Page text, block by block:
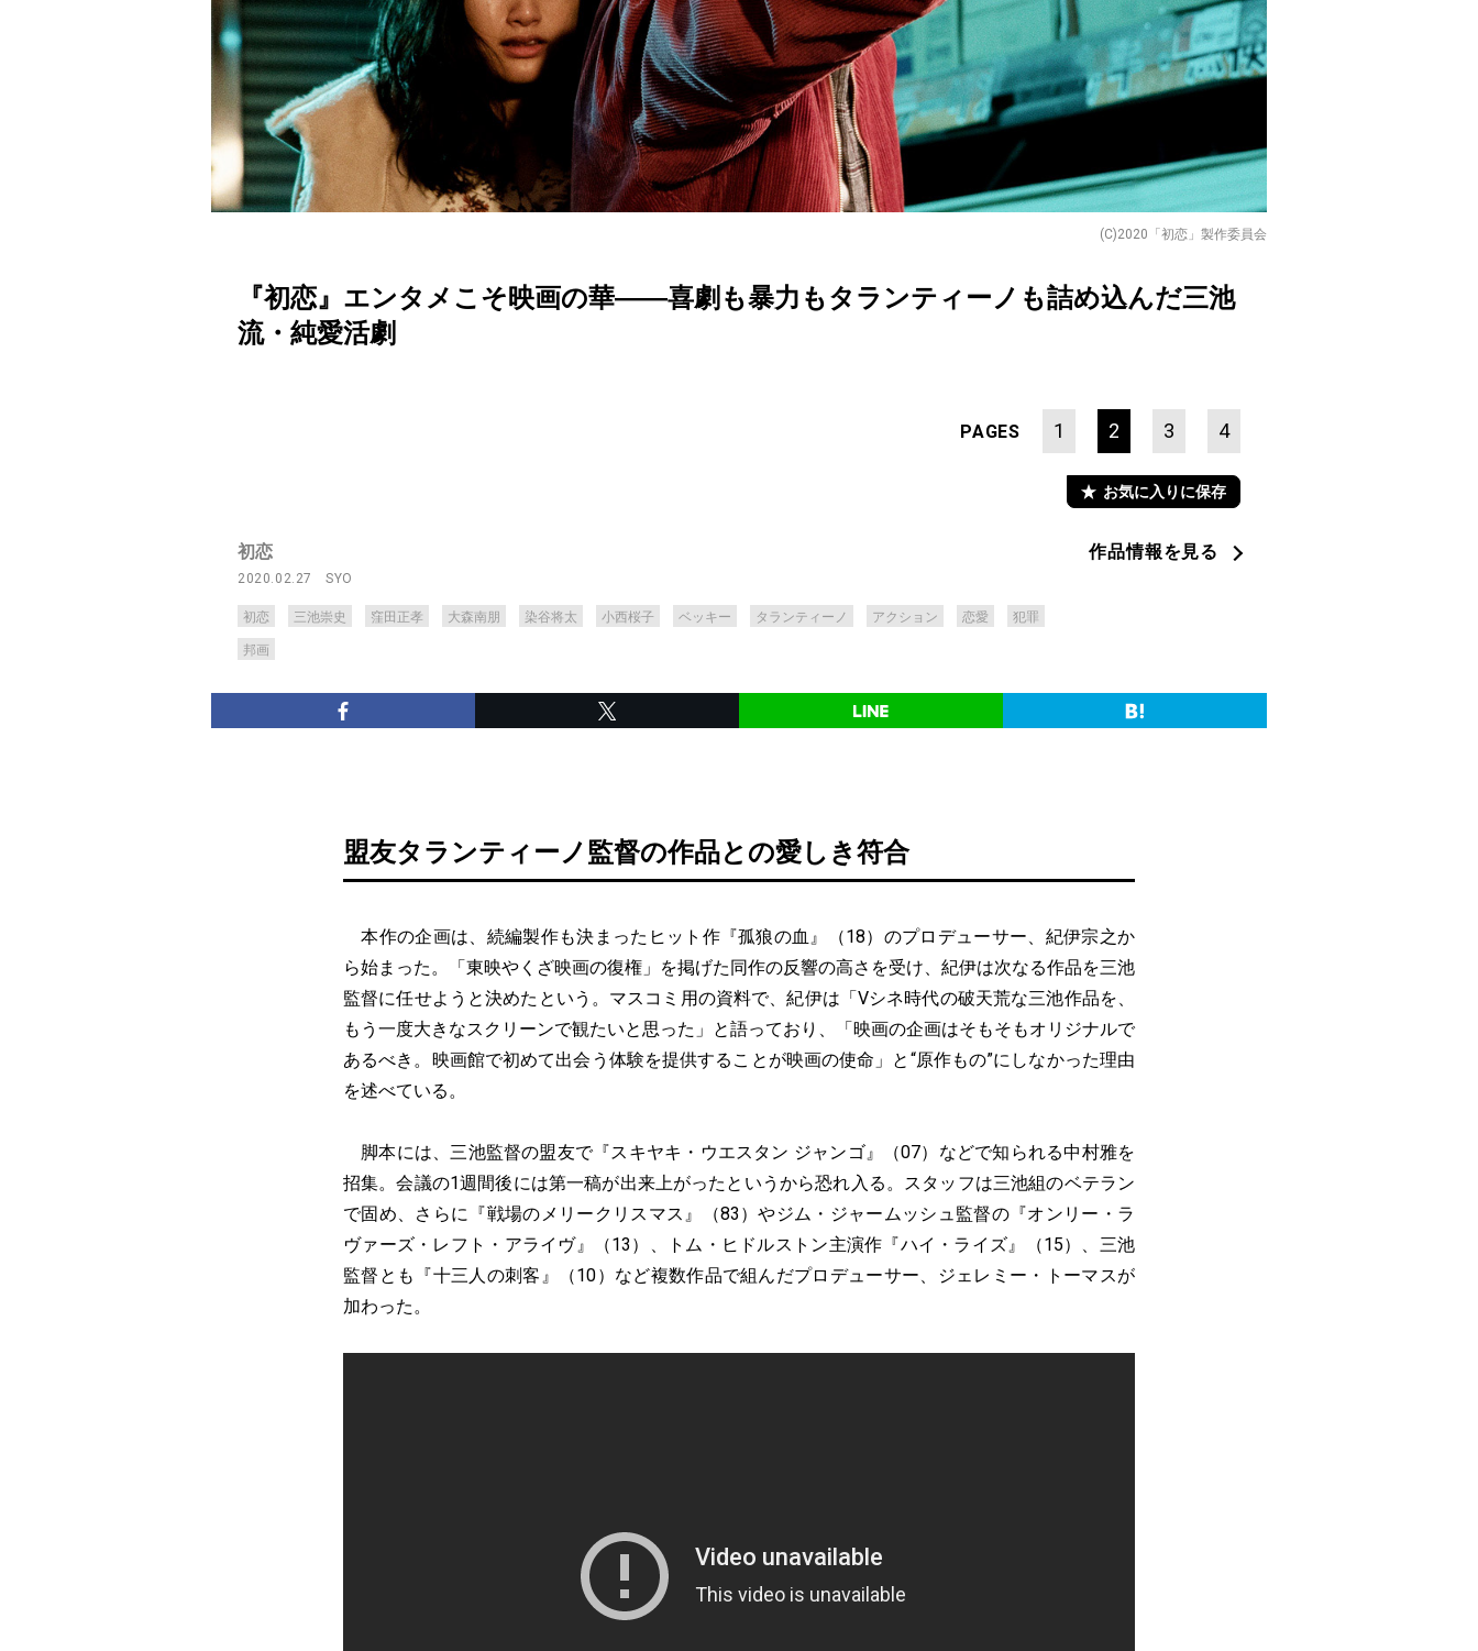
(C)2020「初恋」製作委員会
『初恋』エンタメこそ映画の華――喜劇も暴力もタランティーノも詰め込んだ三池
流・純愛活劇
PAGES 1 2 3 4
お気に入りに保存
初恋
2020.02.27 SYO
初恋 三池崇史 窪田正孝 大森南朋 染谷将太 小西桜子 ベッキー タランティーノ アクション 恋愛 犯罪
邦画
作品情報を見る
盟友タランティーノ監督の作品との愛しき符合
本作の企画は、続編製作も決まったヒット作『孤狼の血』（18）のプロデューサー、紀伊宗之か
ら始まった。「東映やくざ映画の復権」を掲げた同作の反響の高さを受け、紀伊は次なる作品を三池
監督に任せようと決めたという。マスコミ用の資料で、紀伊は「Vシネ時代の破天荒な三池作品を、
もう一度大きなスクリーンで観たいと思った」と語っており、「映画の企画はそもそもオリジナルで
あるべき。映画館で初めて出会う体験を提供することが映画の使命」と“原作もの”にしなかった理由
を述べている。
脚本には、三池監督の盟友で『スキヤキ・ウエスタン ジャンゴ』（07）などで知られる中村雅を
招集。会議の1週間後には第一稿が出来上がったというから恐れ入る。スタッフは三池組のベテラン
で固め、さらに『戦場のメリークリスマス』（83）やジム・ジャームッシュ監督の『オンリー・ラ
ヴァーズ・レフト・アライヴ』（13）、トム・ヒドルストン主演作『ハイ・ライズ』（15）、三池
監督とも『十三人の刺客』（10）など複数作品で組んだプロデューサー、ジェレミー・トーマスが
加わった。